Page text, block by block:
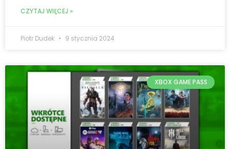
CZYTAJ WIĘCEJ »
Piotr Dudek 9 stycznia 2024
XBOX GAME PASS